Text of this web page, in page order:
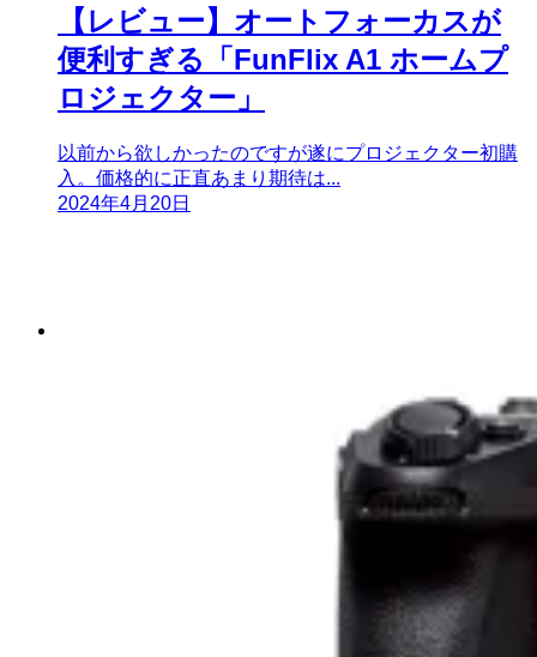
【レビュー】オートフォーカスが
便利すぎる「FunFlix A1 ホームプ
ロジェクター」
以前から欲しかったのですが遂にプロジェクター初購
入。価格的に正直あまり期待は...
2024年4月20日